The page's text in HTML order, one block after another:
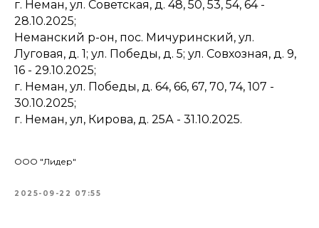
г. Неман, ул. Советская, д. 48, 50, 53, 54, 64 -
28.10.2025;
Неманский р-он, пос. Мичуринский, ул.
Луговая, д. 1; ул. Победы, д. 5; ул. Совхозная, д. 9,
16 - 29.10.2025;
г. Неман, ул. Победы, д. 64, 66, 67, 70, 74, 107 -
30.10.2025;
г. Неман, ул, Кирова, д. 25А - 31.10.2025.
ООО "Лидер"
2025-09-22 07:55